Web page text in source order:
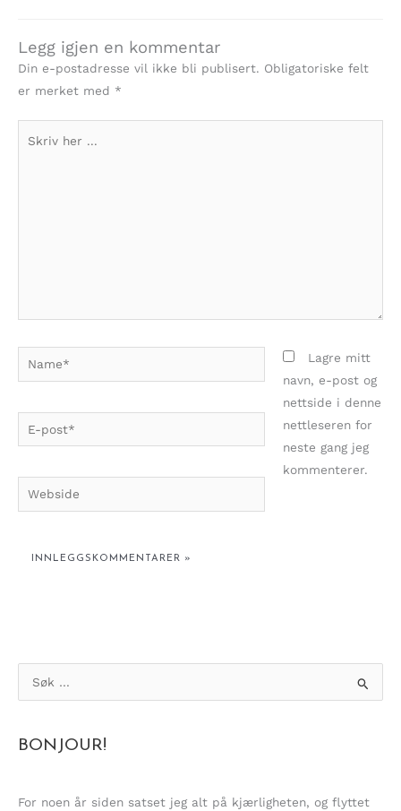
Legg igjen en kommentar
Din e-postadresse vil ikke bli publisert. Obligatoriske felt
er merket med *
post*
Webside
Lagre mitt
navn, e-post og
nettside i denne
nettleseren for
neste gang jeg
kommenterer.
ø
e
t
BONJOUR!
For noen år siden satset jeg alt på kjærligheten, og flyttet